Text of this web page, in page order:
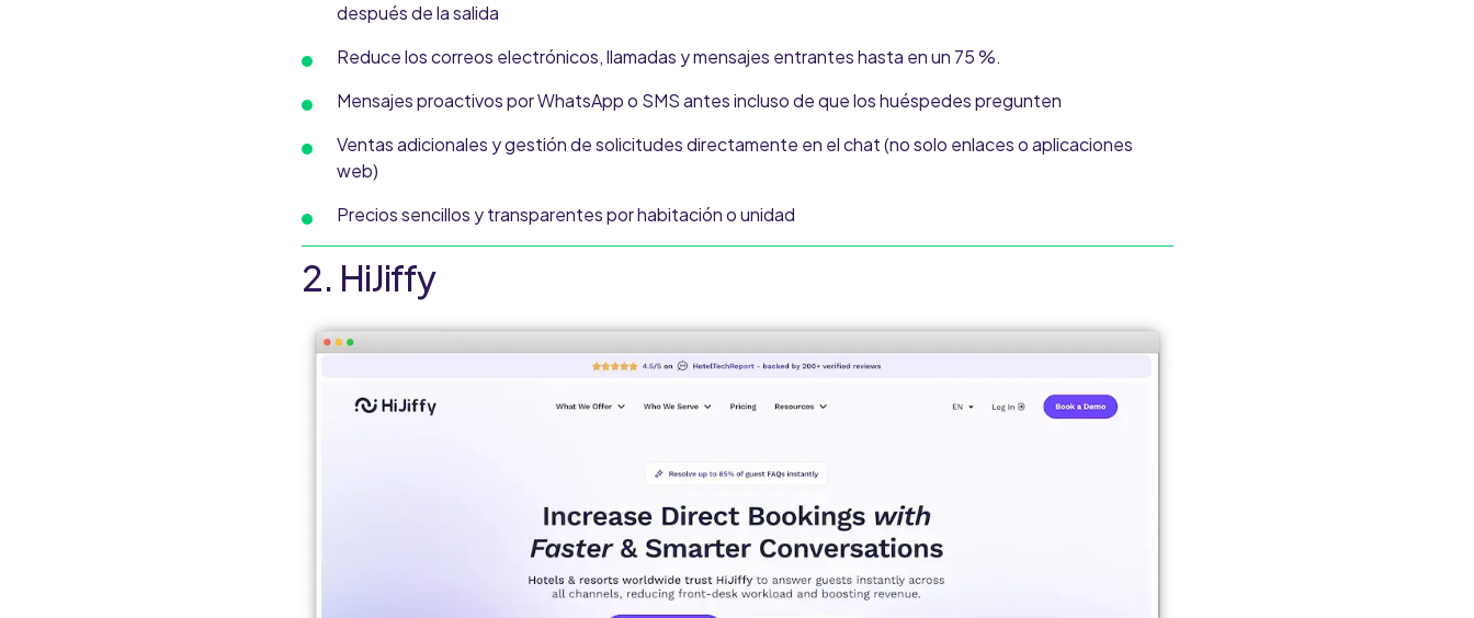
después de la salida
Reduce los correos electrónicos, llamadas y mensajes entrantes hasta en un 75 %.
Mensajes proactivos por WhatsApp o SMS antes incluso de que los huéspedes pregunten
Ventas adicionales y gestión de solicitudes directamente en el chat (no solo enlaces o aplicaciones
web)
Precios sencillos y transparentes por habitación o unidad
2. HiJiffy